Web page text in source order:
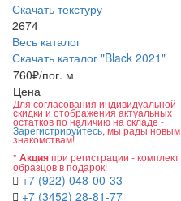
Скачать текстуру
2674
Весь каталог
Скачать каталог "Black 2021"
760₽/пог. м
Цена
Для согласования индивидуальной
скидки и отображения актуальных
остатков по наличию на складе -
Зарегистрируйтесь, мы рады новым
знакомствам!
* Акцияпри регистрации - комплект
образцов в подарок!
+7 (922) 048-00-33
+7 (3452) 28-81-77